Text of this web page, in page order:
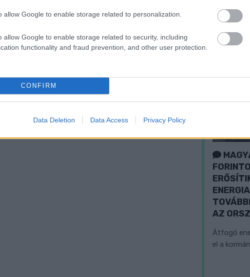
allow Google to enable storage related to personalization.
allow Google to enable storage related to security, including
functionality and fraud prevention, and other user protection.
CONFIRM
Data Deletion Data Access Privacy Policy
AZ
Átfogó
el a